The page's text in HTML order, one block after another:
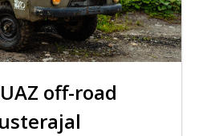
off-road